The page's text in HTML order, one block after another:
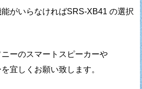
がいらなければSRS-XB41 の選択
ーのスマートスピーカーや
宜しくお願い致します。